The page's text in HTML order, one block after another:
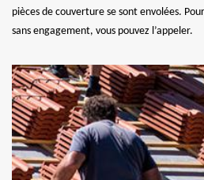
pièces de couverture se sont envolées.
sans engagement, vous pouvez l’appeler.